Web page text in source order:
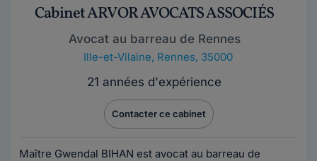
Cabinet ARVOR AVOCATS ASSOCIÉS
Avocat au barreau de Rennes
Ille-et-Vilaine, Rennes, 35000
21 années d'expérience
Contacter ce cabinet
Maître Gwendal BIHAN est avocat au barreau de